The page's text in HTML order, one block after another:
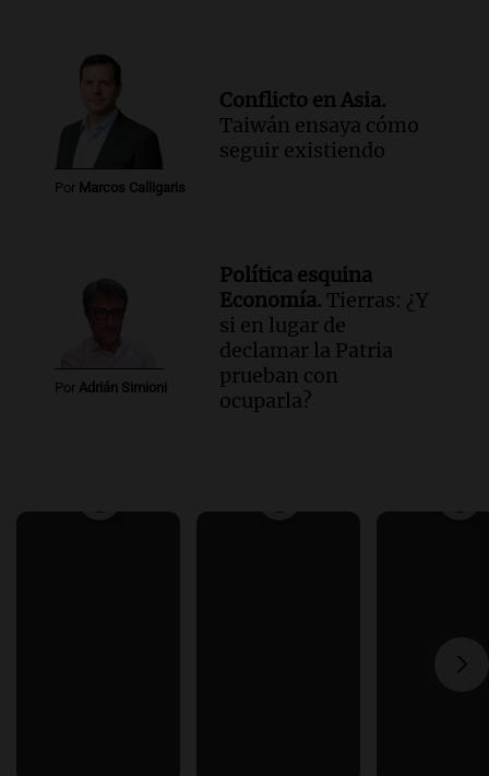
Por Marcos Calligaris
Conflicto en Asia.
Taiwán ensaya cómo
seguir existiendo
Por Adrián Simioni
Política esquina
Economía. Tierras: ¿Y
si en lugar de
declamar la Patria
prueban con
ocuparla?